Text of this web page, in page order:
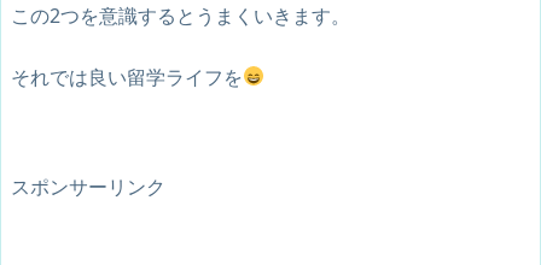
この2つを意識するとうまくいきます。
それでは良い留学ライフを
スポンサーリンク